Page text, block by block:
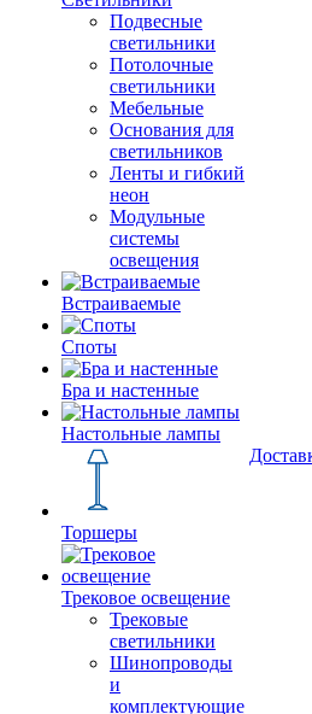
Подвесные
светильники
Потолочные
светильники
Мебельные
Основания для
светильников
Ленты и гибкий
неон
Модульные
системы
освещения
Встраиваемые
Споты
Бра и настенные
Настольные лампы
Торшеры
Трековое освещение
Трековые
светильники
Шинопроводы
и
комплектующие